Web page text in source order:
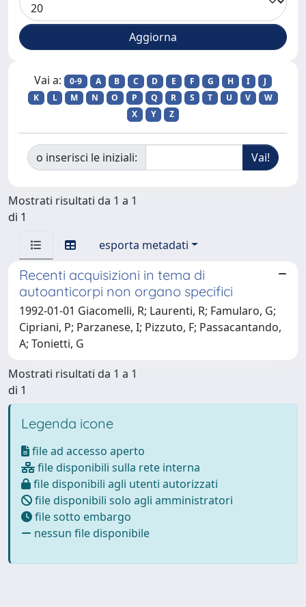
Vai a: 0-9 A B C D E F G H I
J
K
L M N O P Q R S T U V
W
X
Y Z
o inserisci le iniziali:
Mostrati risultati da 1 a 1
di 1
esporta metadati
Recenti acquisizioni in tema di
autoanticorpi non organo specifici
1992-01-01 Giacomelli, R; Laurenti, R; Famularo, G;
Cipriani, P; Parzanese, I; Pizzuto, F; Passacantando,
A; Tonietti, G
Mostrati risultati da 1 a 1
di 1
Legenda icone
file ad accesso aperto
file disponibili sulla rete interna
file disponibili agli utenti autorizzati
file disponibili solo agli amministratori
file sotto embargo
nessun file disponibile